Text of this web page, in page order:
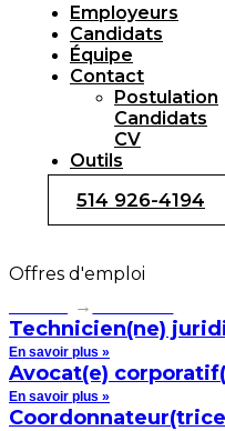
Employeurs
Candidats
Équipe
Contact
Postulation
Candidats
CV
Outils
514 926-4194
Offres d'emploi
Technicien(ne)
En savoir plus »
Avocat(e)
En savoir plus »